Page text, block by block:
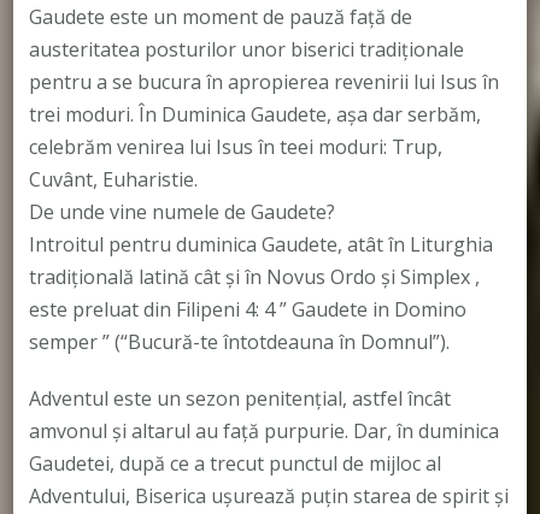
Gaudete este un moment de pauză față de
austeritatea posturilor unor biserici tradiționale
pentru a se bucura în apropierea revenirii lui Isus în
trei moduri. În Duminica Gaudete, așa dar serbăm,
celebrăm venirea lui Isus în teei moduri: Trup,
Cuvânt, Euharistie.
De unde vine numele de Gaudete?
Introitul pentru duminica Gaudete, atât în Liturghia
tradițională latină cât și în Novus Ordo și Simplex ,
este preluat din Filipeni 4: 4 ” Gaudete in Domino
semper ” (“Bucură-te întotdeauna în Domnul”).
Adventul este un sezon penitențial, astfel încât
amvonul și altarul au față purpurie. Dar, în duminica
Gaudetei, după ce a trecut punctul de mijloc al
Adventului, Biserica ușurează puțin starea de spirit și